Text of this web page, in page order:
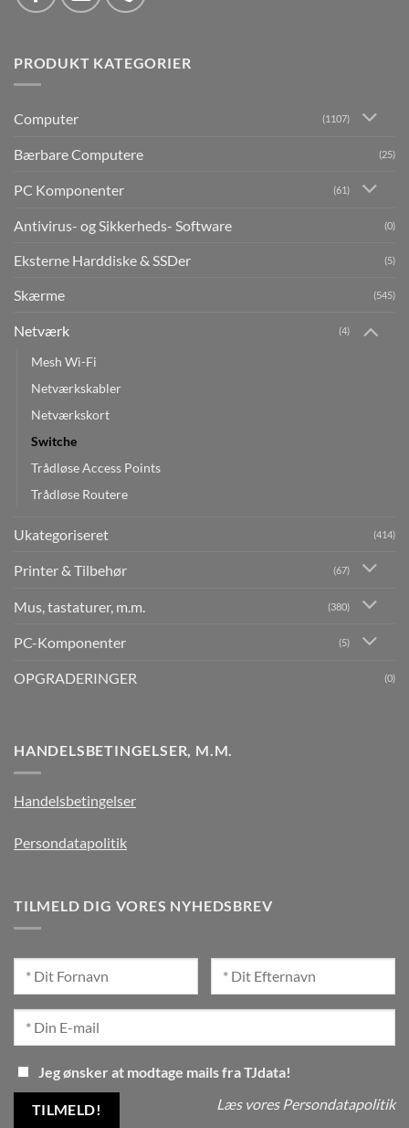
PRODUKT KATEGORIER
Computer (1107)
Bærbare Computere (25)
PC Komponenter (61)
Antivirus- og Sikkerheds- Software (0)
Eksterne Harddiske & SSDer (5)
Skærme (545)
Netværk (4)
Mesh Wi-Fi
Netværkskabler
Netværkskort
Switche
Trådløse Access Points
Trådløse Routere
Ukategoriseret (414)
Printer & Tilbehør (67)
Mus, tastaturer, m.m. (380)
PC-Komponenter (5)
OPGRADERINGER (0)
HANDELSBETINGELSER, M.M.
Handelsbetingelser
Persondatapolitik
TILMELD DIG VORES NYHEDSBREV
Jeg ønsker at modtage mails fra TJdata!
Læs vores Persondatapolitik